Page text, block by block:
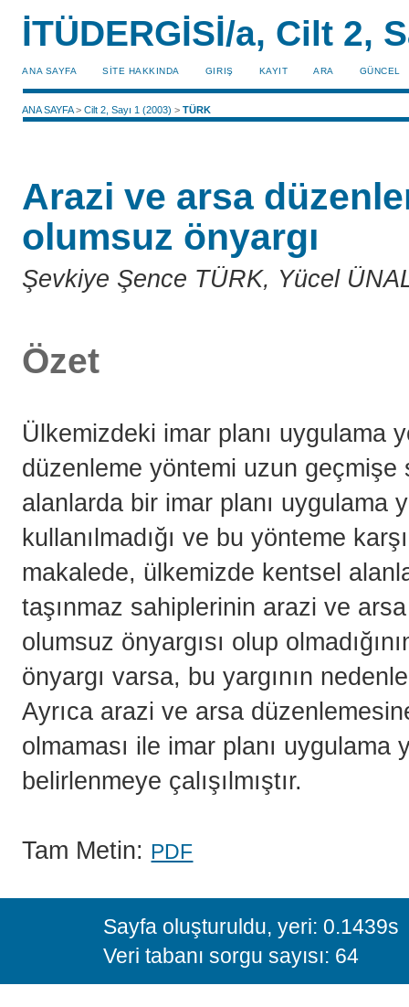
İTÜDERGİSİ/a, Cilt 2,
ANA SAYFA SİTE HAKKINDA GIRIŞ KAYIT ARA GÜNCEL
ANA SAYFA>Cilt 2, Sayı 1 (2003) >TÜRK
Arazi ve arsa
olumsuz önyargı
Şevkiye Şence TÜRK, Yücel
Özet
Ülkemizdeki imar planı uygulama
düzenleme yöntemi uzun
alanlarda bir imar planı uygulama
kullanılmadığı ve bu yönteme
makalede, ülkemizde kentsel
taşınmaz sahiplerinin arazi ve
olumsuz önyargısı olup
önyargı varsa, bu yargının
Ayrıca arazi ve arsa
olmaması ile imar planı
belirlenmeye çalışılmıştır.
Tam Metin: PDF
Sayfa oluşturuldu, yeri: 0.1439s
Veri tabanı sorgu sayısı: 64